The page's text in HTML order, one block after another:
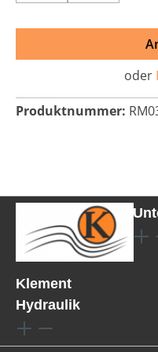
oder
Produktnummer:
Klement
Hydraulik